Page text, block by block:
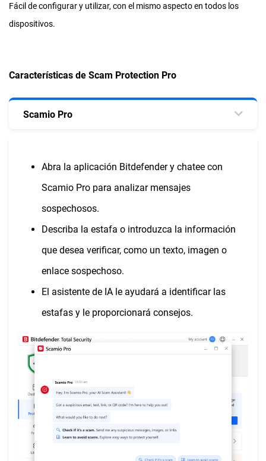
Fácil de configurar y utilizar, con el mismo aspecto en todos los
dispositivos.
Características de Scam Protection Pro
Scamio Pro
Abra la aplicación Bitdefender y chatee con
Scamio Pro para analizar mensajes
sospechosos.
Describa la estafa o introduzca la información
que desea verificar, como un texto, imagen o
enlace sospechoso.
El asistente de IA le ayudará a identificar las
estafas y le proporcionará consejos.